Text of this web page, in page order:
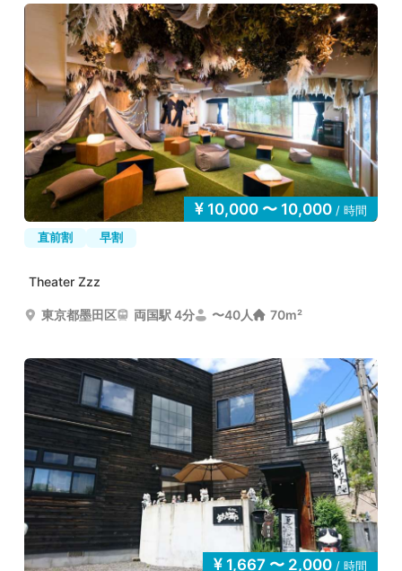
10,000 〜 10,000 / 時間
直前割
早割
Theater Zzz
東京都墨田区 両国駅 4分 〜40人 70m²
1,667 〜 2,000 / 時間